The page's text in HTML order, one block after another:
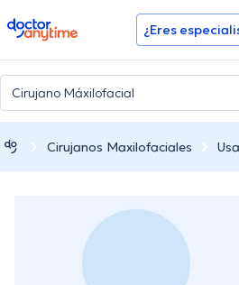
doctoranytime ¿Eres
Cirujanos Maxilofaciales